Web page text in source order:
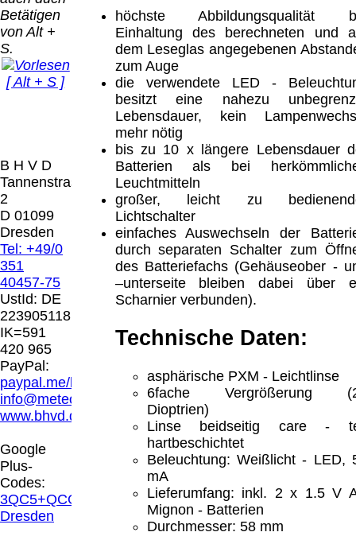
Betätigen
von Alt +
S.
[ Alt + S ]
B H V D
Tannenstrasse
2
D 01099
Dresden
Tel: +49/0
351
40457-75
UstId: DE
223905118
IK=591
420 965
PayPal:
paypal.me/blindenhilfsmittel
info@meteor.vision
www.bhvd.de
Google
Plus-
Codes:
3QC5+QCG
Dresden
höchste Abbildungsqualität
Einhaltung des berechneten und
dem Leseglas angegebenen
zum Auge
die verwendete LED -
besitzt eine nahezu
Lebensdauer, kein
mehr nötig
bis zu 10 x längere Lebensdauer
Batterien als bei
Leuchtmitteln
großer, leicht zu
Lichtschalter
einfaches Auswechseln der
durch separaten Schalter zum
des Batteriefachs (Gehäuseober -
–unterseite bleiben dabei über
Scharnier verbunden).
Technische Daten:
asphärische PXM - Leichtlinse
6fache Vergrößerung
Dioptrien)
Linse beidseitig care -
hartbeschichtet
Beleuchtung: Weißlicht - LED,
mA
Lieferumfang: inkl. 2 x 1.5 V
Mignon - Batterien
Durchmesser: 58 mm
Der Versand erfolgt
als versichertes
Paket.
Selbstabholung
vom Büro oder
Ausstellungen:
0.00 €
Versandart
erhalten Sie per
Email z.B. einen
und die
Rechnung /
Lieferschein. Sie
keinen
Datenträger
Die in diesem Dokument genannten
Warenzeichen sind Eigentum der jeweiligen
Firmen. Preisänderungen, Irrtümer und
technische Änderungen vorbehalten.
letzte Änderung: 10. März 2026 Blinden
Hilfsmittel Vertrieb Dresden,
Mit einem Urteil vom 12.05.1998 - 312 O
85/98 - Haftung für Links hat das Landgericht
Hamburg entschieden, dass man durch die
Anbringung eines Links, die Inhalte der
gelinkten Seite ggf. mit zu verantworten hat.
Dieses kann nur dadurch verhindert werden,
dass man sich ausdrücklich von diesen
Inhalten distanziert. Hiermit distanzieren wir
uns ausdrücklich von allen Inhalten, aller
gelinkten Seiten auf unserer Homepage und
machen uns diese Inhalte nicht zu eigen.
Diese Erklärung gilt für alle auf unserer
Homepage angebrachten Links.
Wir
[ 7652 ]